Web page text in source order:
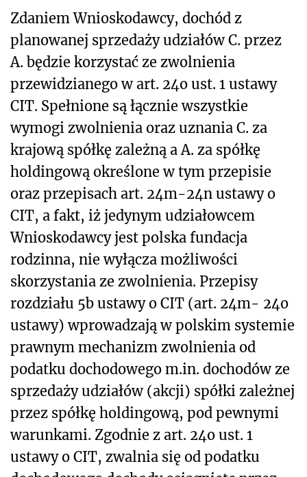
Zdaniem Wnioskodawcy, dochód z
planowanej sprzedaży udziałów C. przez
A. będzie korzystać ze zwolnienia
przewidzianego w art. 24o ust. 1 ustawy
CIT. Spełnione są łącznie wszystkie
wymogi zwolnienia oraz uznania C. za
krajową spółkę zależną a A. za spółkę
holdingową określone w tym przepisie
oraz przepisach art. 24m-24n ustawy o
CIT, a fakt, iż jedynym udziałowcem
Wnioskodawcy jest polska fundacja
rodzinna, nie wyłącza możliwości
skorzystania ze zwolnienia. Przepisy
rozdziału 5b ustawy o CIT (art. 24m- 24o
ustawy) wprowadzają w polskim systemie
prawnym mechanizm zwolnienia od
podatku dochodowego m.in. dochodów ze
sprzedaży udziałów (akcji) spółki zależnej
przez spółkę holdingową, pod pewnymi
warunkami. Zgodnie z art. 24o ust. 1
ustawy o CIT, zwalnia się od podatku